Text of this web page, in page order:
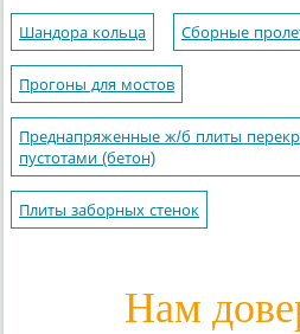
Шандора кольца Сборные
Прогоны для мостов
Преднапряженные ж/б плиты
пустотами (бетон)
Плиты заборных стенок
Нам